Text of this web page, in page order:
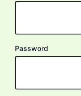
Password